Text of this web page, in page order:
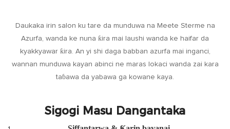
Daukaka irin salon ku tare da munduwa na Meete Sterme na
Azurfa, wanda ke nuna ƙira mai laushi wanda ke haifar da
kyakkyawar ƙira. An yi shi daga babban azurfa mai inganci,
wannan munduwa kayan abinci ne maras lokaci wanda zai kara
taɓawa da yabawa ga kowane kaya.
Sigogi Masu Dangantaka